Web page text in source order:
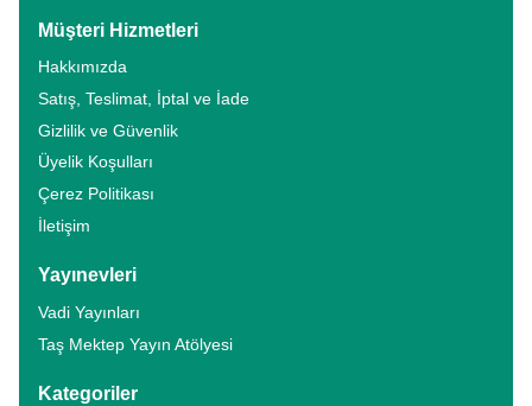
Müşteri Hizmetleri
Hakkımızda
Satış, Teslimat, İptal ve İade
Gizlilik ve Güvenlik
Üyelik Koşulları
Çerez Politikası
İletişim
Yayınevleri
Vadi Yayınları
Taş Mektep Yayın Atölyesi
Kategoriler